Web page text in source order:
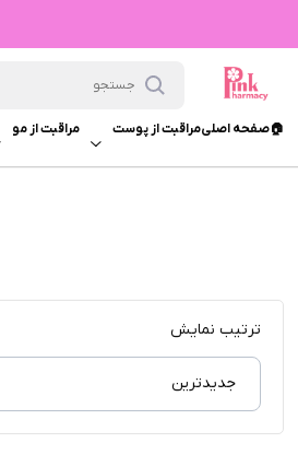
🏠صفحه اصلیمراقبت از پوست مراقبت از مو
ترتیب نمایش
جدیدترین